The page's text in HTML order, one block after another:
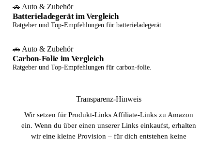
🚗 Auto & Zubehör
Batterieladegerät im Vergleich
Ratgeber und Top-Empfehlungen für batterieladegerät.
🚗 Auto & Zubehör
Carbon-Folie im Vergleich
Ratgeber und Top-Empfehlungen für carbon-folie.
Transparenz-Hinweis
Wir setzen für Produkt-Links Affiliate-Links zu Amazon
ein. Wenn du über einen unserer Links einkaufst, erhalten
wir eine kleine Provision – für dich entstehen keine